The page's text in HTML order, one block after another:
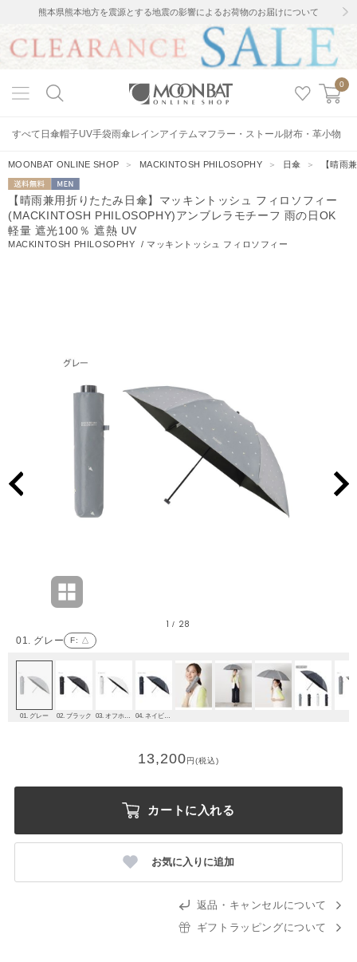
熊本県熊本地方を震源とする地震の影響によるお荷物のお届けについて
0
すべて 日傘帽子UV手袋雨傘レインアイテムマフラー・ストール財布・革小物
MOONBAT ONLINE SHOP ＞ MACKINTOSH PHILOSOPHY＞ 日傘 ＞ 【晴雨
送料無料 MEN
【晴雨兼用折りたたみ日傘】マッキントッシュ フィロソフィー
(MACKINTOSH PHILOSOPHY)アンブレラモチーフ 雨の日OK
軽量 遮光100％ 遮熱 UV
MACKINTOSH PHILOSOPHY / マッキントッシュ フィロソフィー
01. グレー F: △
1 / 28
01. グレー 02. ブラック
13,200円(税込)
カートに入れる
お気に入りに追加
返品・キャンセルについて
ギフトラッピングについて